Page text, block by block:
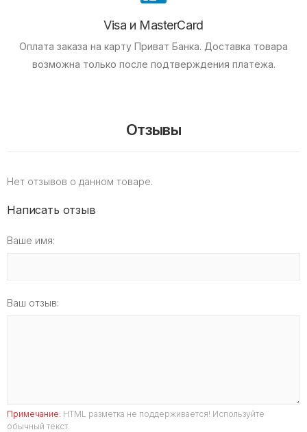
Visa и MasterCard
Оплата заказа на карту Приват Банка. Доставка товара
возможна только после подтверждения платежа.
Отзывы
Нет отзывов о данном товаре.
Написать отзыв
Ваше имя:
Ваш отзыв:
Примечание: HTML разметка не поддерживается! Используйте
обычный текст.